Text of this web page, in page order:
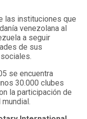
las instituciones que
venezolana al
a seguir
de sus
se encuentra
30.000 clubes
la participación de